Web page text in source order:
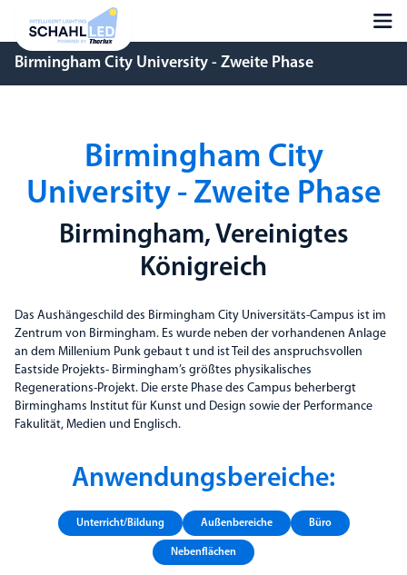
Birmingham City University - Zweite Phase
Birmingham City
University - Zweite Phase
Birmingham, Vereinigtes
Königreich
Das Aushängeschild des Birmingham City Universitäts-Campus ist im
Zentrum von Birmingham. Es wurde neben der vorhandenen Anlage
an dem Millenium Punk gebaut t und ist Teil des anspruchsvollen
Eastside Projekts- Birmingham’s größtes physikalisches
Regenerations-Projekt. Die erste Phase des Campus beherbergt
Birminghams Institut für Kunst und Design sowie der Performance
Fakulität, Medien und Englisch.
Anwendungsbereiche:
Unterricht/​​Bildung Außenbereiche Büro
Nebenflächen